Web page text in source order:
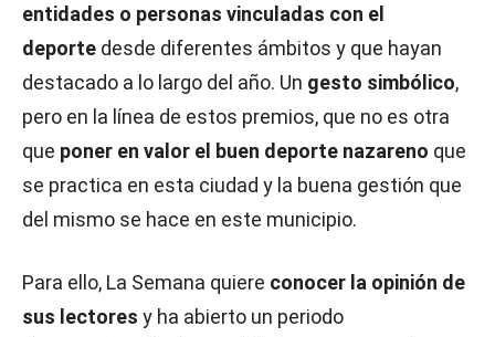
entidades o personas vinculadas con el
deporte desde diferentes ámbitos y que hayan
destacado a lo largo del año. Un gesto simbólico,
pero en la línea de estos premios, que no es otra
que poner en valor el buen deporte nazareno que
se practica en esta ciudad y la buena gestión que
del mismo se hace en este municipio.
Para ello, La Semana quiere conocer la opinión de
sus lectores y ha abierto un periodo